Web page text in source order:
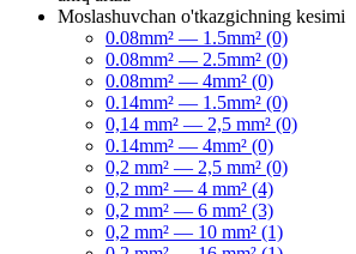
Moslashuvchan o'tkazgichning kesimi
0.08mm² — 1.5mm² (0)
0.08mm² — 2.5mm² (0)
0.08mm² — 4mm² (0)
0.14mm² — 1.5mm² (0)
0,14 mm² — 2,5 mm² (0)
0.14mm² — 4mm² (0)
0,2 mm² — 2,5 mm² (0)
0,2 mm² — 4 mm² (4)
0,2 mm² — 6 mm² (3)
0,2 mm² — 10 mm² (1)